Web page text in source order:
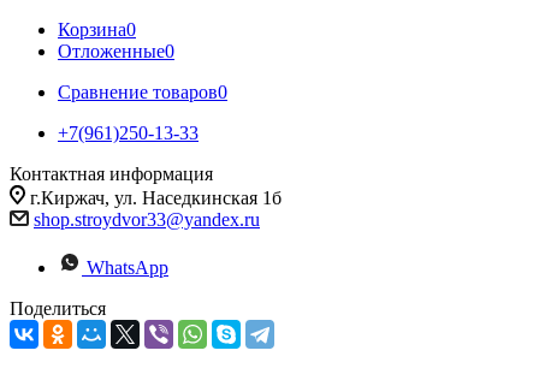
Корзина0
Отложенные0
Сравнение товаров0
+7(961)250-13-33
Контактная информация
г.Киржач, ул. Наседкинская 1б
shop.stroydvor33@yandex.ru
WhatsApp
Поделиться